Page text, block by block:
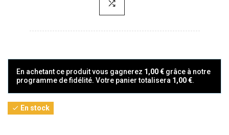
En achetant ce produit vous gagnerez 1,00 € grâce à notre
programme de fidélité. Votre panier totalisera 1,00 €.
 En stock